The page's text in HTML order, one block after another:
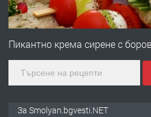
ПРЕДЛАГА Имот в
Пикантно крема сирене с
За Smolyan.bgvesti.NET